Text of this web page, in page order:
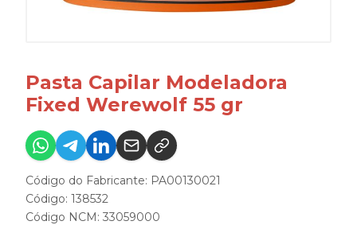
Pasta Capilar Modeladora
Fixed Werewolf 55 gr
Código do Fabricante: PA00130021
Código: 138532
Código NCM: 33059000